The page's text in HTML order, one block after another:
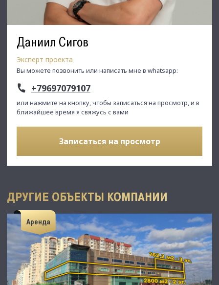
Даниил Сигов
Эксперт проекта
Вы можете позвонить или написать мне в whatsapp:
+79697079107
или нажмите на кнопку, чтобы записаться на просмотр, и в
ближайшее время я свяжусь с вами
Записаться на просмотр
ДРУГИЕ ОБЪЕКТЫ КОМПАНИИ
Аренда